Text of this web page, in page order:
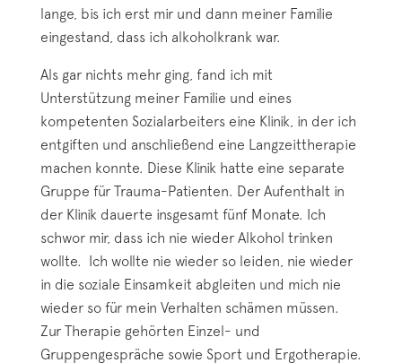
lange, bis ich erst mir und dann meiner Familie
eingestand, dass ich alkoholkrank war.
Als gar nichts mehr ging, fand ich mit
Unterstützung meiner Familie und eines
kompetenten Sozialarbeiters eine Klinik, in der ich
entgiften und anschließend eine Langzeittherapie
machen konnte. Diese Klinik hatte eine separate
Gruppe für Trauma-Patienten. Der Aufenthalt in
der Klinik dauerte insgesamt fünf Monate. Ich
schwor mir, dass ich nie wieder Alkohol trinken
wollte. Ich wollte nie wieder so leiden, nie wieder
in die soziale Einsamkeit abgleiten und mich nie
wieder so für mein Verhalten schämen müssen.
Zur Therapie gehörten Einzel- und
Gruppengespräche sowie Sport und Ergotherapie.